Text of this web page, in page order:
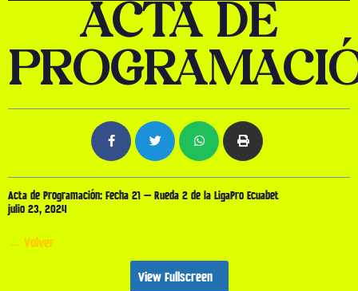
ACTA DE
Acta de Programación: Fecha 21 – Rueda 2 de la LigaPro Ecuabet
julio 23, 2024
← Volver
View Fullscreen